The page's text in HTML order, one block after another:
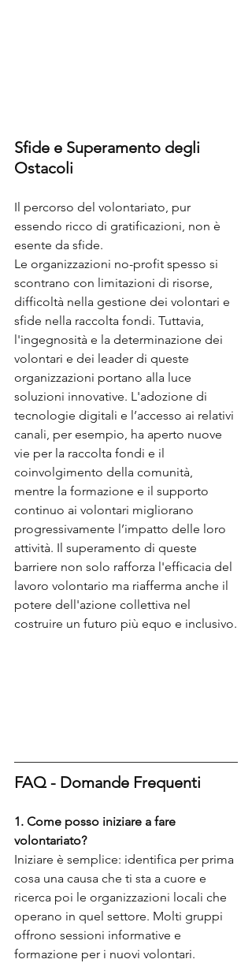
Sfide e Superamento degli
Ostacoli
Il percorso del volontariato, pur
essendo ricco di gratificazioni, non è
esente da sfide.
Le organizzazioni no-profit spesso si
scontrano con limitazioni di risorse,
difficoltà nella gestione dei volontari e
sfide nella raccolta fondi. Tuttavia,
l'ingegnosità e la determinazione dei
volontari e dei leader di queste
organizzazioni portano alla luce
soluzioni innovative. L'adozione di
tecnologie digitali e l’accesso ai relativi
canali, per esempio, ha aperto nuove
vie per la raccolta fondi e il
coinvolgimento della comunità,
mentre la formazione e il supporto
continuo ai volontari migliorano
progressivamente l’impatto delle loro
attività. Il superamento di queste
barriere non solo rafforza l'efficacia del
lavoro volontario ma riafferma anche il
potere dell'azione collettiva nel
costruire un futuro più equo e inclusivo.
FAQ - Domande Frequenti
1. Come posso iniziare a fare
volontariato?
Iniziare è semplice: identifica per prima
cosa una causa che ti sta a cuore e
ricerca poi le organizzazioni locali che
operano in quel settore. Molti gruppi
offrono sessioni informative e
formazione per i nuovi volontari.